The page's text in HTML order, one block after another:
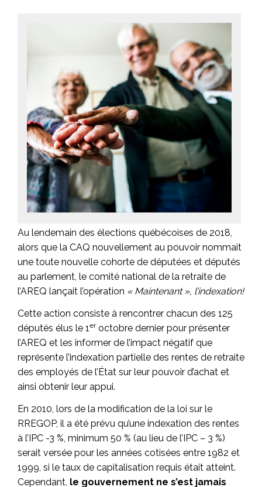
Au lendemain des élections québécoises de 2018,
alors que la CAQ nouvellement au pouvoir nommait
une toute nouvelle cohorte de députées et députés
au parlement, le comité national de la retraite de
l’AREQ lançait l’opération « Maintenant », l’indexation!
Cette action consiste à rencontrer chacun des 125
députés élus le 1eroctobre dernier pour présenter
l’AREQ et les informer de l’impact négatif que
représente l’indexation partielle des rentes de retraite
des employés de l’État sur leur pouvoir d’achat et
ainsi obtenir leur appui.
En 2010, lors de la modification de la loi sur le
RREGOP, il a été prévu qu’une indexation des rentes
à l’IPC -3 %, minimum 50 % (au lieu de l’IPC – 3 %)
serait versée pour les années cotisées entre 1982 et
1999, si le taux de capitalisation requis était atteint.
Cependant, le gouvernement ne s’est jamais